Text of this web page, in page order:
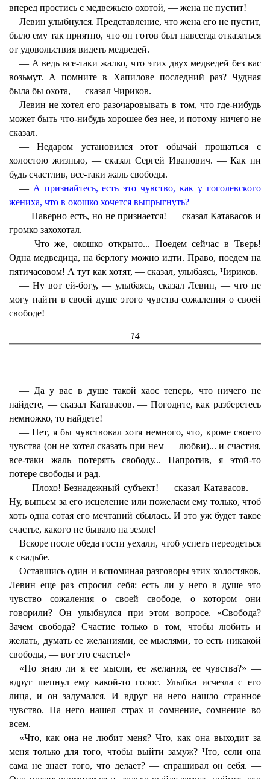
вперед простись с медвежьею охотой, — жена не пустит!
Левин улыбнулся. Представление, что жена его не пустит,
было ему так приятно, что он готов был навсегда отказаться
от удовольствия видеть медведей.
— А ведь все-таки жалко, что этих двух медведей без вас
возьмут. А помните в Хапилове последний раз? Чудная
была бы охота, — сказал Чириков.
Левин не хотел его разочаровывать в том, что где-нибудь
может быть что-нибудь хорошее без нее, и потому ничего не
сказал.
— Недаром установился этот обычай прощаться с
холостою жизнью, — сказал Сергей Иванович. — Как ни
будь счастлив, все-таки жаль свободы.
— А признайтесь, есть это чувство, как у гоголевского
жениха, что в окошко хочется выпрыгнуть?
— Наверно есть, но не признается! — сказал Катавасов и
громко захохотал.
— Что же, окошко открыто... Поедем сейчас в Тверь!
Одна медведица, на берлогу можно идти. Право, поедем на
пятичасовом! А тут как хотят, — сказал, улыбаясь, Чириков.
— Ну вот ей-богу, — улыбаясь, сказал Левин, — что не
могу найти в своей душе этого чувства сожаления о своей
свободе!
14
— Да у вас в душе такой хаос теперь, что ничего не
найдете, — сказал Катавасов. — Погодите, как разберетесь
немножко, то найдете!
— Нет, я бы чувствовал хотя немного, что, кроме своего
чувства (он не хотел сказать при нем — любви)... и счастия,
все-таки жаль потерять свободу... Напротив, я этой-то
потере свободы и рад.
— Плохо! Безнадежный субъект! — сказал Катавасов. —
Ну, выпьем за его исцеление или пожелаем ему только, чтоб
хоть одна сотая его мечтаний сбылась. И это уж будет такое
счастье, какого не бывало на земле!
Вскоре после обеда гости уехали, чтоб успеть переодеться
к свадьбе.
Оставшись один и вспоминая разговоры этих холостяков,
Левин еще раз спросил себя: есть ли у него в душе это
чувство сожаления о своей свободе, о котором они
говорили? Он улыбнулся при этом вопросе. «Свобода?
Зачем свобода? Счастие только в том, чтобы любить и
желать, думать ее желаниями, ее мыслями, то есть никакой
свободы, — вот это счастье!»
«Но знаю ли я ее мысли, ее желания, ее чувства?» —
вдруг шепнул ему какой-то голос. Улыбка исчезла с его
лица, и он задумался. И вдруг на него нашло странное
чувство. На него нашел страх и сомнение, сомнение во
всем.
«Что, как она не любит меня? Что, как она выходит за
меня только для того, чтобы выйти замуж? Что, если она
сама не знает того, что делает? — спрашивал он себя. —